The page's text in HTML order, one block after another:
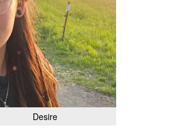
Desire